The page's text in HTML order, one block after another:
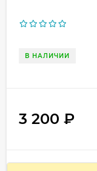
В НАЛИЧИИ
3 200 ₽